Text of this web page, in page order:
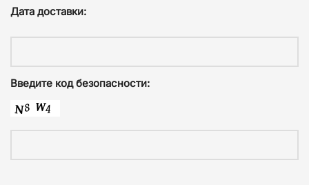
Дата доставки:
Введите код безопасности: